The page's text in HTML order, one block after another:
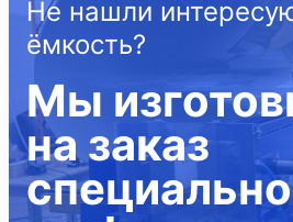
Не нашли
ёмкость?
Мы
на заказ